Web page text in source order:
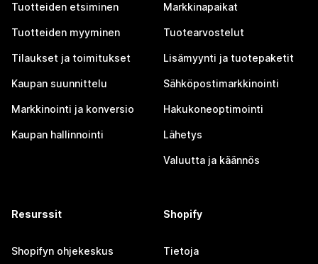
Tuotteiden etsiminen
Tuotteiden myyminen
Tilaukset ja toimitukset
Kaupan suunnittelu
Markkinointi ja konversio
Kaupan hallinnointi
Markkinapaikat
Tuotearvostelut
Lisämyynti ja tuotepaketit
Sähköpostimarkkinointi
Hakukoneoptimointi
Lähetys
Valuutta ja käännös
Resurssit
Shopifyn ohjekeskus
Shopify
Tietoja